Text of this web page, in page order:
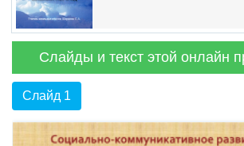
Слайды и текст этой онлайн
Слайд 1